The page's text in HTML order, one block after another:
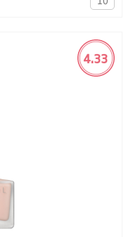
4.33